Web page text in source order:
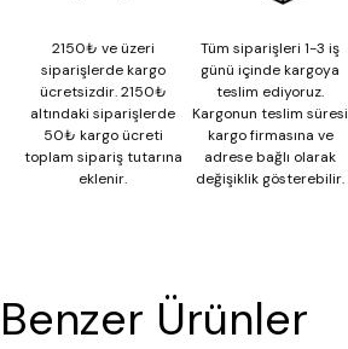
2150₺ ve üzeri
siparişlerde kargo
ücretsizdir. 2150₺
altındaki siparişlerde
50₺ kargo ücreti
toplam sipariş tutarına
eklenir.
Tüm siparişleri 1-3 iş
günü içinde kargoya
teslim ediyoruz.
Kargonun teslim süresi
kargo firmasına ve
adrese bağlı olarak
değişiklik gösterebilir.
Benzer Ürünler